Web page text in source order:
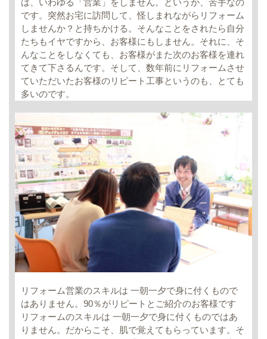
は、いわゆる「営業」をしません。というか、苦手なの
です。突然お宅に訪問して、怪しまれながらリフォーム
しませんか？と持ちかける。そんなことをされたら自分
たちもイヤですから、お客様にもしません。それに、そ
んなことをしなくても、お客様がまた次のお客様を連れ
てきて下さるんです。そして、数年前にリフォームさせ
ていただいたお客様のリピート工事というのも、とても
多いのです。
リフォーム営業のスキルは 一朝一夕で身に付くもので
はありません。90％がリピートとご紹介のお客様です
リフォームのスキルは 一朝一夕で身に付くものではあ
りません。だからこそ、肌で覚えてもらっています。そ